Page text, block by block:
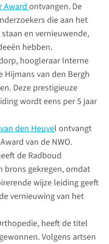
Awardontvangen. De
die aan het
en vernieuwende,
hebben.
hoogleraar Interne
Hijmans van den Bergh
Deze prestigieuze
wordt eens per 5 jaar
den Heuvel ontvangt
van de NWO.
de Radboud
brons gekregen, omdat
wijze leiding geeft
vernieuwing van het
heeft de titel
Volgens artsen
geloven we in
om
Met
ook in